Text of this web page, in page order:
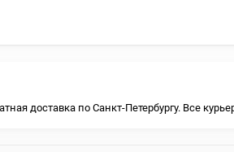
(2022)
(2020)
Macbook Air
Macbook Pro
доставка по Санкт-Петербургу. Все